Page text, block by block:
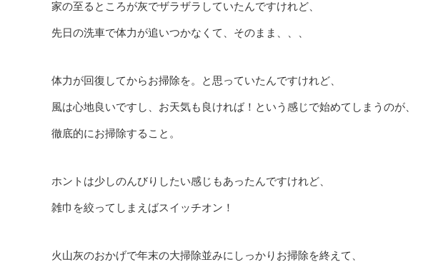
家の至るところが灰でザラザラしていたんですけれど、
先日の洗車で体力が追いつかなくて、そのまま、、、
体力が回復してからお掃除を。と思っていたんですけれど、
風は心地良いですし、お天気も良ければ！という感じで始めてしまうのが、
徹底的にお掃除すること。
ホントは少しのんびりしたい感じもあったんですけれど、
雑巾を絞ってしまえばスイッチオン！
火山灰のおかげで年末の大掃除並みにしっかりお掃除を終えて、